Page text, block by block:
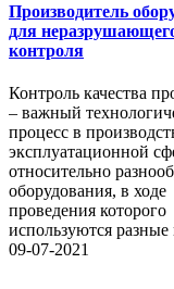
Производитель
для
контроля
Контроль качества
– важный
процесс в
эксплуатационной
относительно
оборудования, в ходе
проведения которого
используются
09-07-2021